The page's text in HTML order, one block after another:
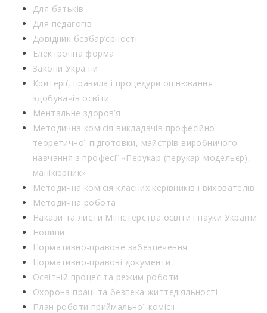
Для батьків
Для педагогів
Довідник безбар’єрності
Електронна форма
Закони України
Критерії, правила і процедури оцінювання
здобувачів освіти
Ментальне здоров’я
Методична комісія викладачів професійно-
теоретичної підготовки, майстрів виробничого
навчання з професії «Перукар (перукар-модельєр),
манікюрник»
Методична комісія класних керівників і вихователів
Методична робота
Накази та листи Міністерства освіти і науки України
Новини
Нормативно-правове забезпечення
Нормативно-правові документи
Освітній процес та режим роботи
Охорона праці та безпека життєдіяльності
План роботи приймальної комісії